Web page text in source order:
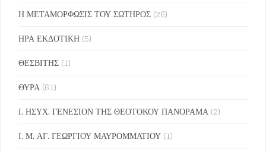
Η ΜΕΤΑΜΟΡΦΩΣΙΣ ΤΟΥ ΣΩΤΗΡΟΣ (26)
ΗΡΑ ΕΚΔΟΤΙΚΗ (5)
ΘΕΣΒΙΤΗΣ (1)
ΘΥΡΑ (61)
Ι. ΗΣΥΧ. ΓΕΝΕΣΙΟΝ ΤΗΣ ΘΕΟΤΟΚΟΥ ΠΑΝΟΡΑΜΑ (2)
Ι. Μ. ΑΓ. ΓΕΩΡΓΙΟΥ ΜΑΥΡΟΜΜΑΤΙΟΥ (1)